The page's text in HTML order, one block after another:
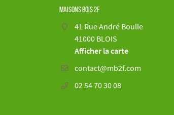
Maisons Bois 2F
41 Rue André Boulle
41000 BLOIS
Afficher la carte
02 54 70 30 08